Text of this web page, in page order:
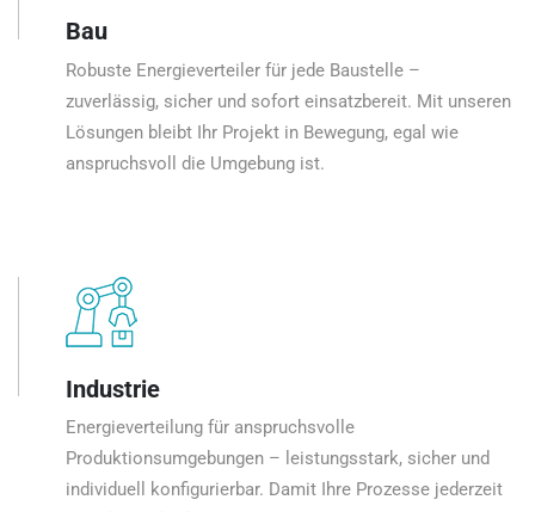
Bau
Robuste Energieverteiler für jede Baustelle –
zuverlässig, sicher und sofort einsatzbereit. Mit unseren
Lösungen bleibt Ihr Projekt in Bewegung, egal wie
anspruchsvoll die Umgebung ist.
Industrie
Energieverteilung für anspruchsvolle
Produktionsumgebungen – leistungsstark, sicher und
individuell konfigurierbar. Damit Ihre Prozesse jederzeit